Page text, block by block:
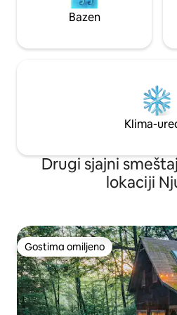
Bazen
Klima-
Drugi sjajni
lokaciji
Gostima omiljeno
Gostima omiljeno